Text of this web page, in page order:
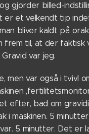
gjorder billed-
er et velkendt tip
bliver kaldt på
frem til, at der faktisk
var jeg.
men var også i tvivl
efter, bad om
i maskinen. 5
5 minutter. Det er